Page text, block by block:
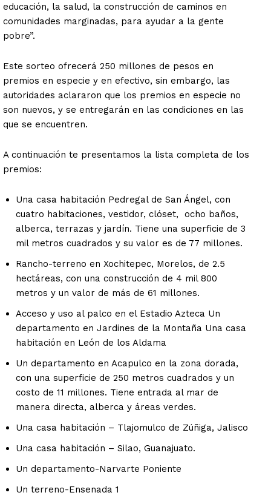
educación, la salud, la construcción de caminos en
comunidades marginadas, para ayudar a la gente
pobre”.
Este sorteo ofrecerá 250 millones de pesos en
premios en especie y en efectivo, sin embargo, las
autoridades aclararon que los premios en especie no
son nuevos, y se entregarán en las condiciones en las
que se encuentren.
A continuación te presentamos la lista completa de los
premios:
Una casa habitación Pedregal de San Ángel, con
cuatro habitaciones, vestidor, clóset, ocho baños,
alberca, terrazas y jardín. Tiene una superficie de 3
mil metros cuadrados y su valor es de 77 millones.
Rancho-terreno en Xochitepec, Morelos, de 2.5
hectáreas, con una construcción de 4 mil 800
metros y un valor de más de 61 millones.
Acceso y uso al palco en el Estadio Azteca Un
departamento en Jardines de la Montaña Una casa
habitación en León de los Aldama
Un departamento en Acapulco en la zona dorada,
con una superficie de 250 metros cuadrados y un
costo de 11 millones. Tiene entrada al mar de
manera directa, alberca y áreas verdes.
Una casa habitación – Tlajomulco de Zúñiga, Jalisco
Una casa habitación – Silao, Guanajuato.
Un departamento-Narvarte Poniente
Un terreno-Ensenada 1